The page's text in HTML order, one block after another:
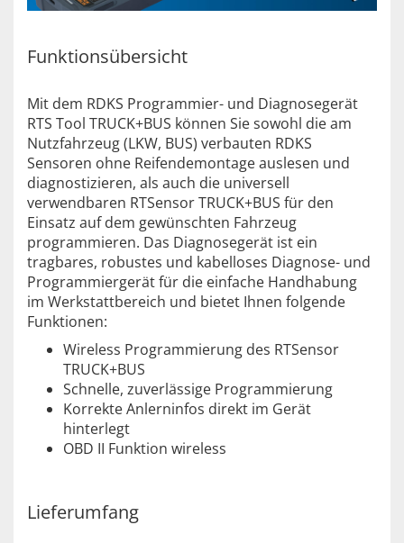
Funktionsübersicht
Mit dem RDKS Programmier- und Diagnosegerät
RTS Tool TRUCK+BUS können Sie sowohl die am
Nutzfahrzeug (LKW, BUS) verbauten RDKS
Sensoren ohne Reifendemontage auslesen und
diagnostizieren, als auch die universell
verwendbaren RTSensor TRUCK+BUS für den
Einsatz auf dem gewünschten Fahrzeug
programmieren. Das Diagnosegerät ist ein
tragbares, robustes und kabelloses Diagnose- und
Programmiergerät für die einfache Handhabung
im Werkstattbereich und bietet Ihnen folgende
Funktionen:
Wireless Programmierung des RTSensor
TRUCK+BUS
Schnelle, zuverlässige Programmierung
Korrekte Anlerninfos direkt im Gerät
hinterlegt
OBD II Funktion wireless
Lieferumfang